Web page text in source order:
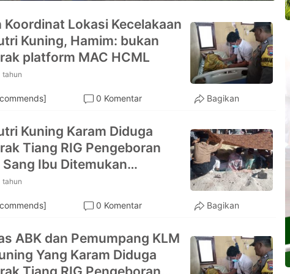
Koordinat Lokasi Kecelakaan
Kuning, Hamim: bukan
platform MAC HCML
tahun
0 Komentar Bagikan
Kuning Karam Diduga
Tiang RIG Pengeboran
Sang Ibu Ditemukan
Si Anak Dalam Pencarian
tahun
0 Komentar Bagikan
ABK dan Pemumpang KLM
Yang Karam Diduga